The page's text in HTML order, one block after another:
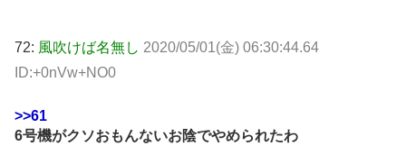
72: 風吹けば名無し 2020/05/01(金) 06:30:44.64
ID:+0nVw+NO0
>>61
6号機がクソおもんないお陰でやめられたわ